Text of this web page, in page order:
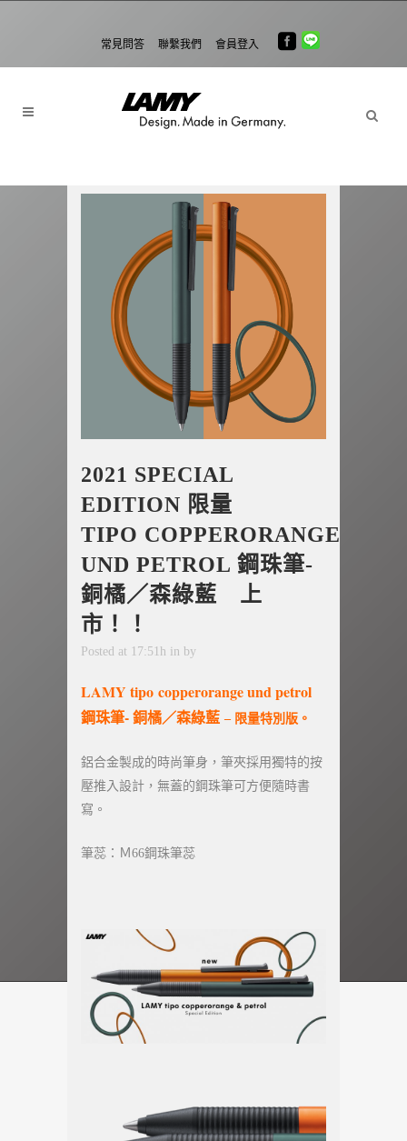
常見問答 聯繫我們 會員登入
2021 SPECIAL
EDITION 限量
TIPO COPPERORANGE
UND PETROL 鋼珠筆-
銅橘／森綠藍 上
市！！
Posted at 17:51h in by
LAMY tipo copperorange und petrol
鋼珠筆- 銅橘／森綠藍 – 限量特別版。
鋁合金製成的時尚筆身，筆夾採用獨特的按
壓推入設計，無蓋的鋼珠筆可方便隨時書
寫。
筆蕊：Ｍ66鋼珠筆蕊